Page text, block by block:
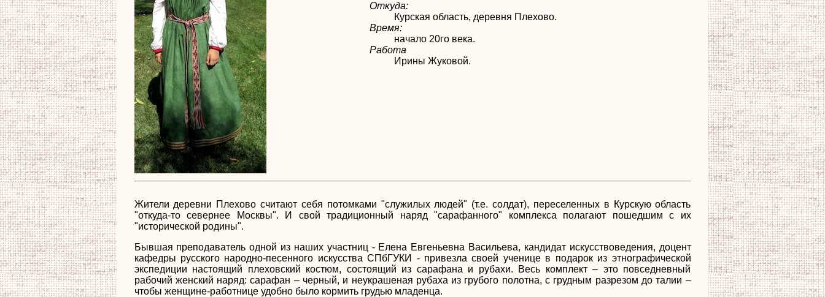
Откуда:
Курская область, деревня Плехово.
Время:
начало 20го века.
Работа
Ирины Жуковой.
Жители деревни Плехово считают себя потомками "служилых людей" (т.е. солдат), переселенных в Курскую область
"откуда-то севернее Москвы". И свой традиционный наряд "сарафанного" комплекса полагают пошедшим с их
"исторической родины".
Бывшая преподаватель одной из наших участниц - Елена Евгеньевна Васильева, кандидат искусствоведения, доцент
кафедры русского народно-песенного искусства СПбГУКИ - привезла своей ученице в подарок из этнографической
экспедиции настоящий плеховский костюм, состоящий из сарафана и рубахи. Весь комплект – это повседневный
рабочий женский наряд: сарафан – черный, и неукрашеная рубаха из грубого полотна, с грудным разрезом до талии –
чтобы женщине-работнице удобно было кормить грудью младенца.